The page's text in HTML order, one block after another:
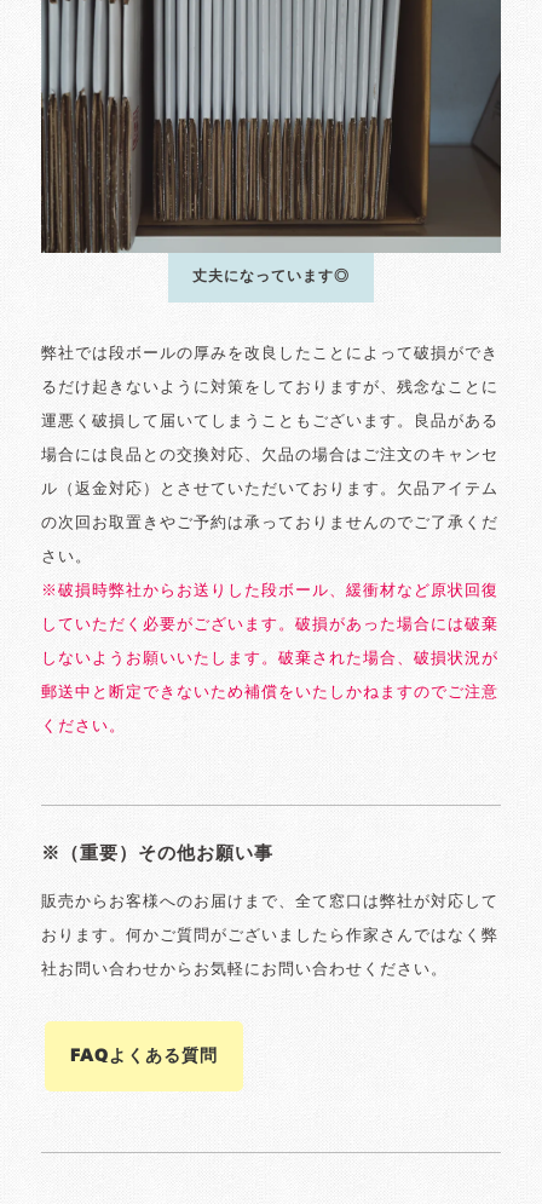
丈夫になっています◎
弊社では段ボールの厚みを改良したことによって破損ができ
るだけ起きないように対策をしておりますが、残念なことに
運悪く破損して届いてしまうこともございます。良品がある
場合には良品との交換対応、欠品の場合はご注文のキャンセ
ル（返金対応）とさせていただいております。欠品アイテム
の次回お取置きやご予約は承っておりませんのでご了承くだ
さい。
※破損時弊社からお送りした段ボール、緩衝材など原状回復
していただく必要がございます。破損があった場合には破棄
しないようお願いいたします。破棄された場合、破損状況が
郵送中と断定できないため補償をいたしかねますのでご注意
ください。
※（重要）その他お願い事
販売からお客様へのお届けまで、全て窓口は弊社が対応して
おります。何かご質問がございましたら作家さんではなく弊
社お問い合わせからお気軽にお問い合わせください。
FAQよくある質問